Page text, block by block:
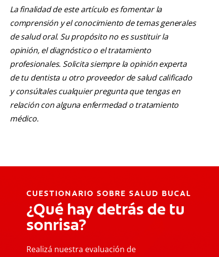
La finalidad de este artículo es fomentar la
comprensión y el conocimiento de temas generales
de salud oral. Su propósito no es sustituir la
opinión, el diagnóstico o el tratamiento
profesionales. Solicita siempre la opinión experta
de tu dentista u otro proveedor de salud calificado
y consúltales cualquier pregunta que tengas en
relación con alguna enfermedad o tratamiento
médico.
CUESTIONARIO SOBRE SALUD BUCAL
¿Qué hay detrás de tu
sonrisa?
Realizá nuestra evaluación de